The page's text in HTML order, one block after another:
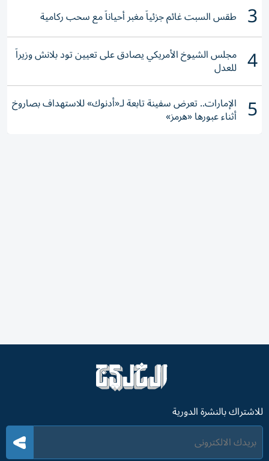
3 طقس السبت غائم جزئياً مغبر أحياناً مع سحب ركامية
4 مجلس الشيوخ الأمريكي يصادق على تعيين تود بلانش وزيراً
للعدل
5 الإمارات.. تعرض سفينة تابعة لـ«أدنوك» للاستهداف بصاروخ
أثناء عبورها «هرمز»
للاشتراك بالنشرة الدورية